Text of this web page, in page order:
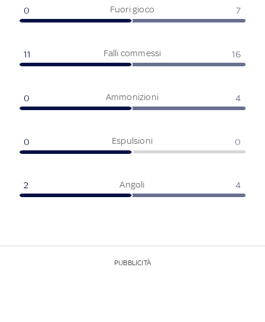
Fuori gioco
0 7
Falli commessi
11 16
Ammonizioni
0 4
Espulsioni
0 0
Angoli
2 4
PUBBLICITÀ